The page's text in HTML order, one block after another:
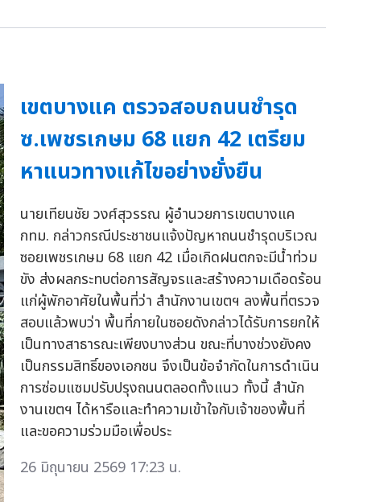
เขตบางแค ตรวจสอบถนนชำรุด
ซ.เพชรเกษม 68 แยก 42 เตรียม
หาแนวทางแก้ไขอย่างยั่งยืน
นายเทียนชัย วงศ์สุวรรณ ผู้อำนวยการเขตบางแค
กทม. กล่าวกรณีประชาชนแจ้งปัญหาถนนชำรุดบริเวณ
ซอยเพชรเกษม 68 แยก 42 เมื่อเกิดฝนตกจะมีน้ำท่วม
ขัง ส่งผลกระทบต่อการสัญจรและสร้างความเดือดร้อน
แก่ผู้พักอาศัยในพื้นที่ว่า สำนักงานเขตฯ ลงพื้นที่ตรวจ
สอบแล้วพบว่า พื้นที่ภายในซอยดังกล่าวได้รับการยกให้
เป็นทางสาธารณะเพียงบางส่วน ขณะที่บางช่วงยังคง
เป็นกรรมสิทธิ์ของเอกชน จึงเป็นข้อจำกัดในการดำเนิน
การซ่อมแซมปรับปรุงถนนตลอดทั้งแนว ทั้งนี้ สำนัก
งานเขตฯ ได้หารือและทำความเข้าใจกับเจ้าของพื้นที่
และขอความร่วมมือเพื่อประ
26 มิถุนายน 2569 17:23 น.